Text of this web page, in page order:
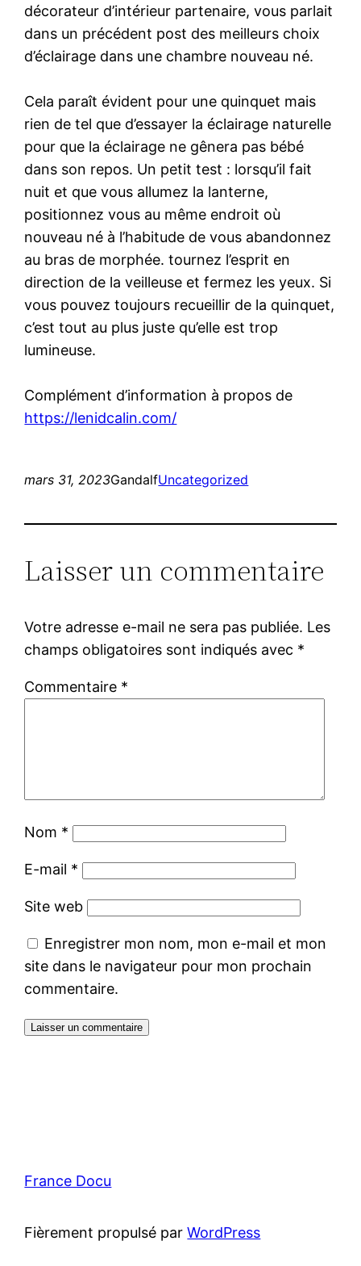
décorateur d’intérieur partenaire, vous parlait
dans un précédent post des meilleurs choix
d’éclairage dans une chambre nouveau né.
Cela paraît évident pour une quinquet mais
rien de tel que d’essayer la éclairage naturelle
pour que la éclairage ne gênera pas bébé
dans son repos. Un petit test : lorsqu’il fait
nuit et que vous allumez la lanterne,
positionnez vous au même endroit où
nouveau né à l’habitude de vous abandonnez
au bras de morphée. tournez l’esprit en
direction de la veilleuse et fermez les yeux. Si
vous pouvez toujours recueillir de la quinquet,
c’est tout au plus juste qu’elle est trop
lumineuse.
Complément d’information à propos de
https://lenidcalin.com/
mars 31, 2023GandalfUncategorized
Laisser un commentaire
Votre adresse e-mail ne sera pas publiée. Les
champs obligatoires sont indiqués avec *
Commentaire *
Nom *
E-mail *
Site web
Enregistrer mon nom, mon e-mail et mon
site dans le navigateur pour mon prochain
commentaire.
France Docu
Fièrement propulsé parWordPress